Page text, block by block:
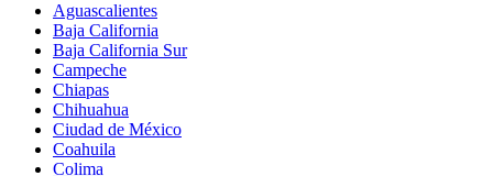
Aguascalientes
Baja California
Baja California Sur
Campeche
Chiapas
Chihuahua
Ciudad de México
Coahuila
Colima